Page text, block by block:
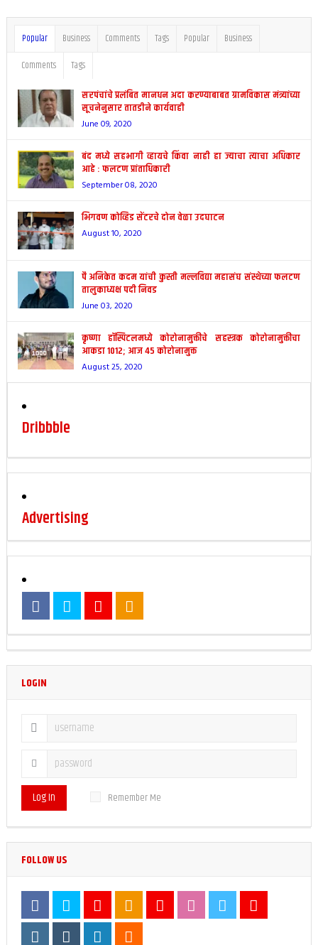
Popular Business Comments Tags Popular
Business
Comments
Tags
सरपंचांचे प्रलंबित मानधन अदा करण्याबाबत ग्रामविकास मंत्र्यांच्या
सूचनेनुसार तातडीने कार्यवाही
June 09, 2020
बंद मध्ये सहभागी व्हायचे किंवा नाही हा ज्याचा त्याचा अधिकार
आहे : फलटण प्रांताधिकारी
September 08, 2020
भिगवण कोव्हिड सेंटरचे दोन वेळा उदघाटन
August 10, 2020
पै अनिकेत कदम यांची कुस्ती मल्लविद्या महासंघ संस्थेच्या फलटण
तालुकाध्यक्ष पदी निवड
June 03, 2020
कृष्णा हॉस्पिटलमध्ये कोरोनामुक्तीचे सहस्त्रक कोरोनामुक्तीचा
आकडा 1012; आज 45 कोरोनामुक्त
August 25, 2020
Dribbble
Advertising
LOGIN
Log In Remember Me
FOLLOW US